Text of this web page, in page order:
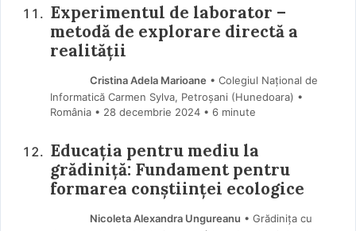
Experimentul de laborator –
metodă de explorare directă a
realității
Cristina Adela Marioane • Colegiul Național de
Informatică Carmen Sylva, Petroșani (Hunedoara) •
România
28 decembrie 2024 • 6 minute
Educația pentru mediu la
grădiniță: Fundament pentru
formarea conștiinței ecologice
Nicoleta Alexandra Ungureanu • Grădinița cu